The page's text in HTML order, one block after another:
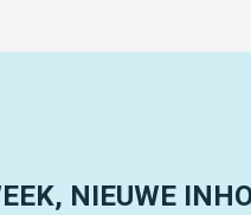
NIEUWE